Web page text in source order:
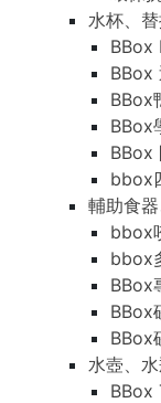
水杯、
BBox
BBox
BBox
BBox
BBox
bbox
輔助食
bbox
bbox
BBox
BBox
BBox
水壺、
BBox